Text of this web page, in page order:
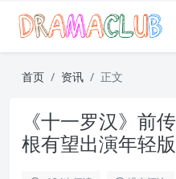
首页 资讯 正文
《十一罗汉》前
根有望出演年轻